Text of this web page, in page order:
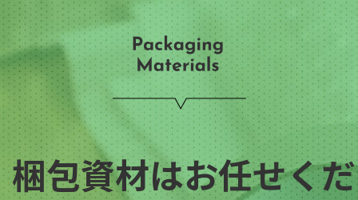
梱包資材はお任せく